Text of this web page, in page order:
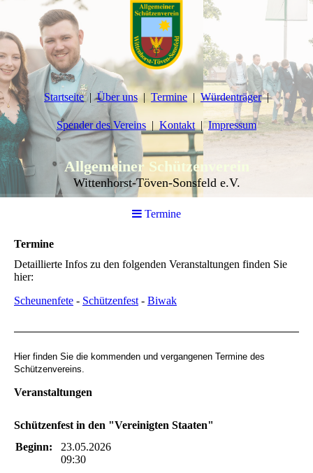
Startseite Über uns Termine Würdenträger
Spender des Vereins Kontakt Impressum
Allgemeiner Schützenverein
Wittenhorst-Töven-Sonsfeld e.V.
Termine
Termine
Detaillierte Infos zu den folgenden Veranstaltungen finden Sie
hier:
Scheunenfete - Schützenfest - Biwak
Hier finden Sie die kommenden und vergangenen Termine des
Schützenvereins.
Veranstaltungen
Schützenfest in den "Vereinigten Staaten"
Beginn:
23.05.2026
09:30